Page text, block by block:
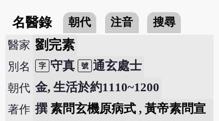
名醫錄 朝代 注音
搜尋
醫家 劉完素
別名 字 守真 號 通玄處士
朝代 金, 生活於約1110~1200
著作 撰 素問玄機原病式 ,黃帝素問宣